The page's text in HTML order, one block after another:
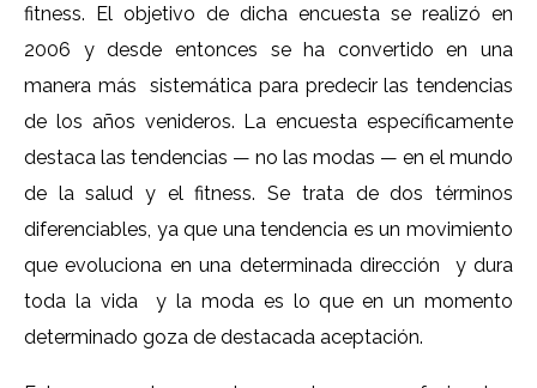
fitness. El objetivo de dicha encuesta se realizó en
2006 y desde entonces se ha convertido en una
manera más sistemática para predecir las tendencias
de los años venideros. La encuesta específicamente
destaca las tendencias — no las modas — en el mundo
de la salud y el fitness. Se trata de dos términos
diferenciables, ya que una tendencia es un movimiento
que evoluciona en una determinada dirección y dura
toda la vida y la moda es lo que en un momento
determinado goza de destacada aceptación.